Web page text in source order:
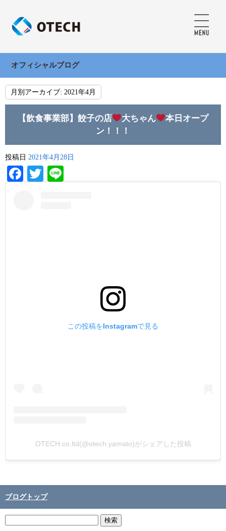
オフィシャルブログ
月別アーカイブ: 2021年4月
【飲食事業部】餃子の店 大ちゃん
本日オープ
ン！！！
投稿日 2021年4月28日
Facebook
Twitter
この投稿をInstagramで見る
OTECH.co.ltd(@otech.yamato)がシェアした投稿
ブログトップ